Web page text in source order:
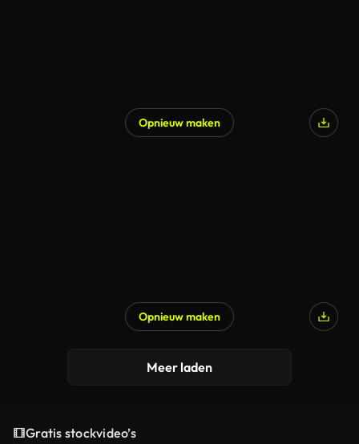
Opnieuw maken
Opnieuw maken
Meer laden
Gratis stockvideo’s